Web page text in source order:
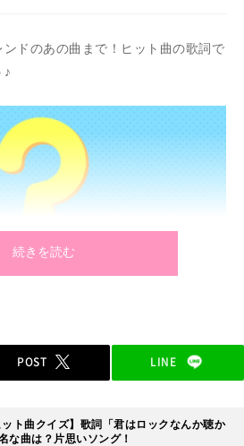
ドのあの曲まで！ヒット曲の歌詞で
♪
続きを読む
POST LINE
ット曲クイズ】歌詞「君はロックなんか聴か
な曲は？片思いソング！